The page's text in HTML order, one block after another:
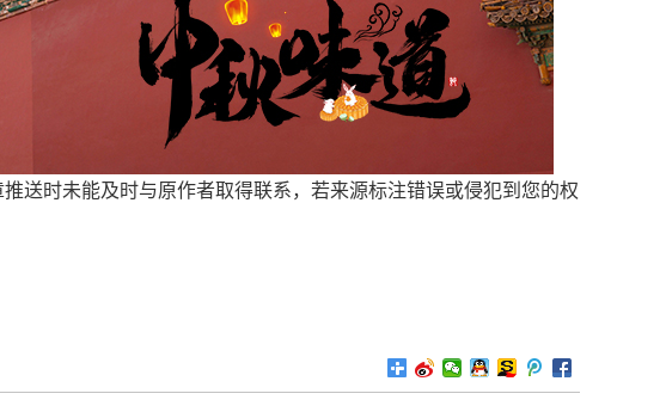
送时未能及时与原作者取得联系，若来源标注错误或侵犯到您的权